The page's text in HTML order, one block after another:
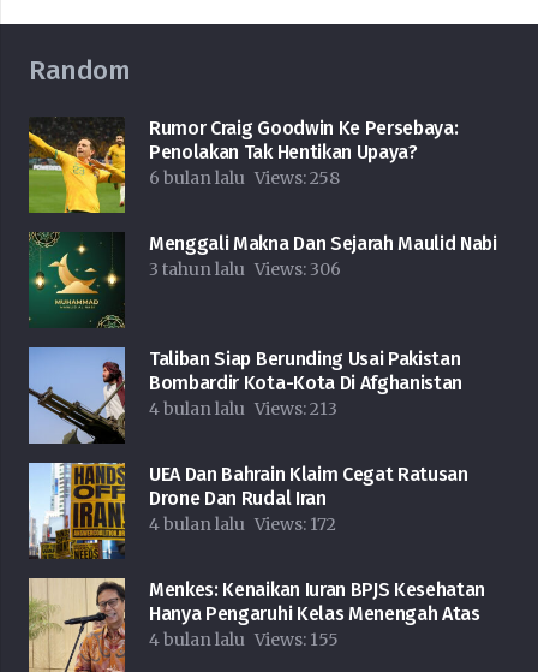
Random
Rumor Craig Goodwin Ke Persebaya:
Penolakan Tak Hentikan Upaya?
6 bulan lalu Views:258
Menggali Makna Dan Sejarah Maulid Nabi
3 tahun lalu Views: 306
Taliban Siap Berunding Usai Pakistan
Bombardir Kota-Kota Di Afghanistan
4 bulan lalu Views:213
UEA Dan Bahrain Klaim Cegat Ratusan
Drone Dan Rudal Iran
4 bulan lalu Views: 172
Menkes: Kenaikan Iuran BPJS Kesehatan
Hanya Pengaruhi Kelas Menengah Atas
4 bulan lalu Views: 155